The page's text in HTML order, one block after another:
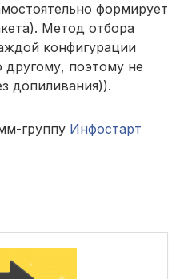
формирует
Метод отбора
конфигурации
другому, поэтому не
допиливания)).
группу Инфостарт